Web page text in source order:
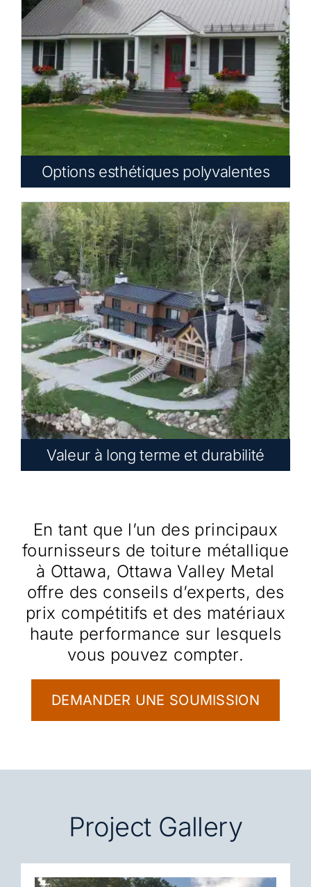
Options esthétiques polyvalentes
Valeur à long terme et durabilité
En tant que l’un des principaux
fournisseurs de toiture métallique
à Ottawa, Ottawa Valley Metal
offre des conseils d’experts, des
prix compétitifs et des matériaux
haute performance sur lesquels
vous pouvez compter.
DEMANDER UNE SOUMISSION
Project Gallery